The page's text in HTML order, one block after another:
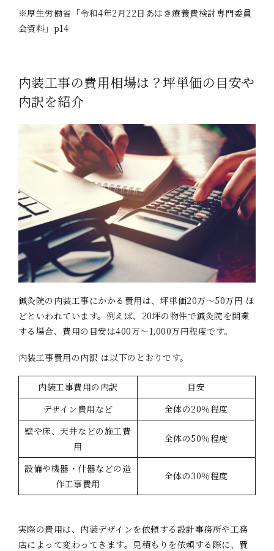
※厚生労働省「令和4年2月22日あはき療養費検討専門委員
会資料」p14
内装工事の費用相場は？坪単価の目安や
内訳を紹介
鍼灸院の内装工事にかかる費用は、坪単価20万〜50万円 ほ
どといわれています。例えば、20坪の物件で鍼灸院を開業
する場合、費用の目安は400万～1,000万円程度です。
内装工事費用の内訳 は以下のとおりです。
内装工事費用の内訳
目安
デザイン費用など
全体の20％程度
壁や床、天井などの施工費
用
全体の50％程度
設備や機器・什器などの造
作工事費用
全体の30％程度
実際の費用は、内装デザインを依頼する設計事務所や工務
店によって変わってきます。見積もりを依頼する際に、費